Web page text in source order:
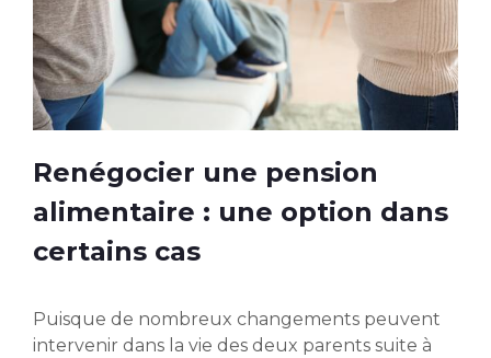
Renégocier une pension
alimentaire : une option dans
certains cas
Puisque de nombreux changements peuvent
intervenir dans la vie des deux parents suite à